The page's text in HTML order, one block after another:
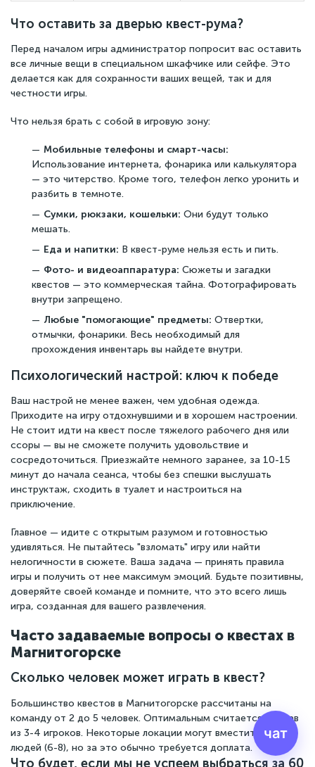
Что оставить за дверью квест-рума?
Перед началом игры администратор попросит вас оставить
все личные вещи в специальном шкафчике или сейфе. Это
делается как для сохранности ваших вещей, так и для
честности игры.
Что нельзя брать с собой в игровую зону:
Мобильные телефоны и смарт-часы:
Использование интернета, фонарика или калькулятора
— это читерство. Кроме того, телефон легко уронить и
разбить в темноте.
Сумки, рюкзаки, кошельки: Они будут только
мешать.
Еда и напитки: В квест-руме нельзя есть и пить.
Фото- и видеоаппаратура: Сюжеты и загадки
квестов — это коммерческая тайна. Фотографировать
внутри запрещено.
Любые "помогающие" предметы: Отвертки,
отмычки, фонарики. Весь необходимый для
прохождения инвентарь вы найдете внутри.
Психологический настрой: ключ к победе
Ваш настрой не менее важен, чем удобная одежда.
Приходите на игру отдохнувшими и в хорошем настроении.
Не стоит идти на квест после тяжелого рабочего дня или
ссоры — вы не сможете получить удовольствие и
сосредоточиться. Приезжайте немного заранее, за 10-15
минут до начала сеанса, чтобы без спешки выслушать
инструктаж, сходить в туалет и настроиться на
приключение.
Главное — идите с открытым разумом и готовностью
удивляться. Не пытайтесь "взломать" игру или найти
нелогичности в сюжете. Ваша задача — принять правила
игры и получить от нее максимум эмоций. Будьте позитивны,
доверяйте своей команде и помните, что это всего лишь
игра, созданная для вашего развлечения.
Часто задаваемые вопросы о квестах в
Магнитогорске
Сколько человек может играть в квест?
Большинство квестов в Магнитогорске рассчитаны на
команду от 2 до 5 человек. Оптимальным считается состав
из 3-4 игроков. Некоторые локации могут вместить больше
людей (6-8), но за это обычно требуется доплата.
Что будет, если мы не успеем выбраться за 60
чат
Чат поддержки